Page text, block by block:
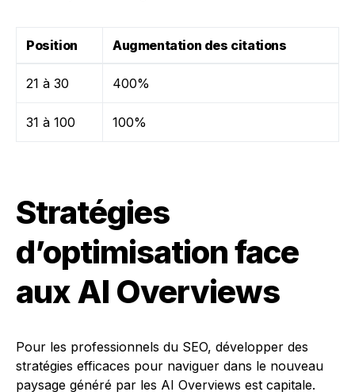
Position Augmentation des citations
21 à 30 400%
31 à 100 100%
Stratégies
d’optimisation face
aux AI Overviews
Pour les professionnels du SEO, développer des
stratégies efficaces pour naviguer dans le nouveau
paysage généré par les AI Overviews est capitale.